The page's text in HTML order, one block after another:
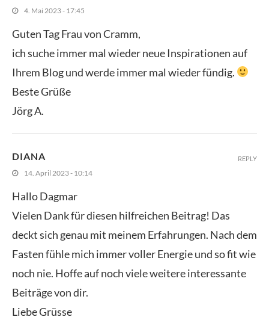
4. Mai 2023 - 17:45
Guten Tag Frau von Cramm,
ich suche immer mal wieder neue Inspirationen auf
Ihrem Blog und werde immer mal wieder fündig.
Beste Grüße
Jörg A.
DIANA
14. April 2023 - 10:14
Hallo Dagmar
Vielen Dank für diesen hilfreichen Beitrag! Das
deckt sich genau mit meinem Erfahrungen. Nach dem
Fasten fühle mich immer voller Energie und so fit wie
noch nie. Hoffe auf noch viele weitere interessante
Beiträge von dir.
Liebe Grüsse
REPLY